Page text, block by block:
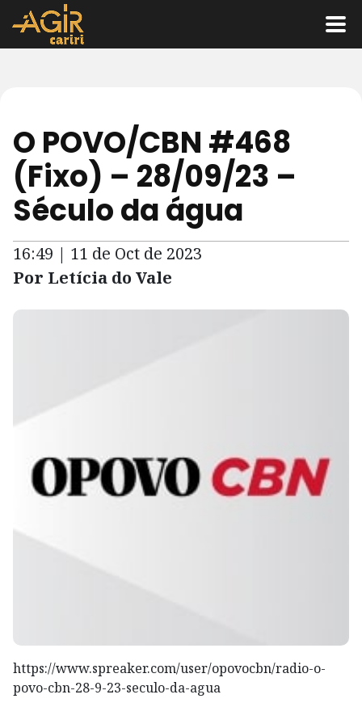
O POVO/CBN #468
(Fixo) – 28/09/23 –
Século da água
16:49 | 11 de Oct de 2023
Por Letícia do Vale
https://www.spreaker.com/user/opovocbn/radio-o-
povo-cbn-28-9-23-seculo-da-agua